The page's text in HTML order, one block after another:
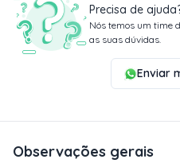
Precisa de
Nós temos um time
as suas dúvidas.
Enviar
Observações gerais